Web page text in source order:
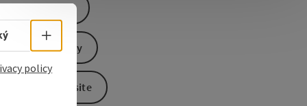
MapsMaps
Create PDF
Send inquiry
To the website
Select language - Open menu
policy